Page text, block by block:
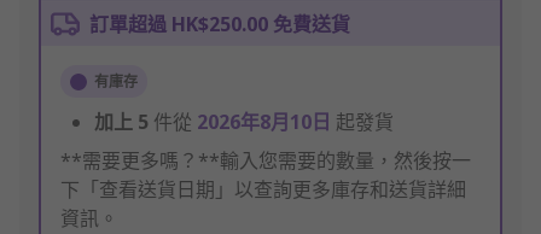
訂單超過 HK$250.00 免費送貨
有庫存
加上 5 件從 2026年8月10日 起發貨
**需要更多嗎？**輸入您需要的數量，然後按一
下「查看送貨日期」以查詢更多庫存和送貨詳細
資訊。